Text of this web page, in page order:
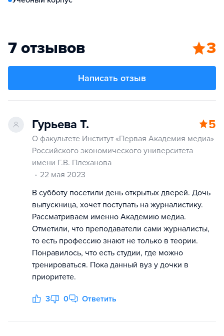
7 отзывов 3
Написать отзыв
Гурьева Т. 5
О факультете Институт «Первая Академия медиа»
Российского экономического университета
имени Г.В. Плеханова
22 мая 2023
В субботу посетили день открытых дверей. Дочь
выпускница, хочет поступать на журналистику.
Рассматриваем именно Академию медиа.
Отметили, что преподаватели сами журналисты,
то есть профессию знают не только в теории.
Понравилось, что есть студии, где можно
тренироваться. Пока данный вуз у дочки в
приоритете.
3 0 Ответить